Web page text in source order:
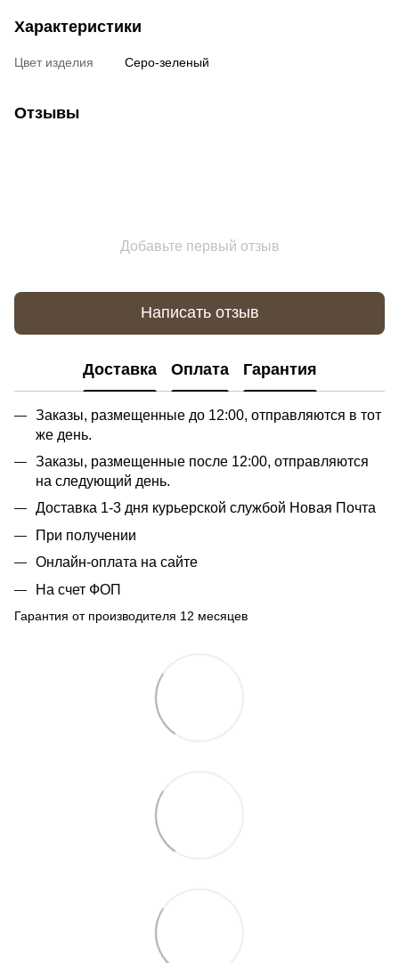
Характеристики
Цвет изделия Серо-зеленый
Отзывы
Добавьте первый отзыв
Написать отзыв
Доставка Оплата Гарантия
Заказы, размещенные до 12:00, отправляются в тот
же день.
Заказы, размещенные после 12:00, отправляются
на следующий день.
Доставка 1-3 дня курьерской службой Новая Почта
При получении
Онлайн-оплата на сайте
На счет ФОП
Гарантия от производителя 12 месяцев